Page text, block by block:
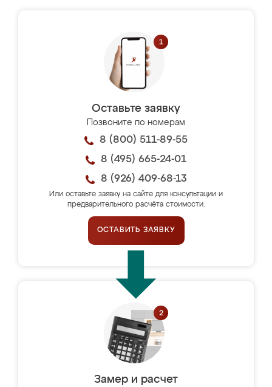
Оставьте заявку
Позвоните по номерам
8 (800) 511-89-55
8 (495) 665-24-01
8 (926) 409-68-13
Или оставьте заявку на сайте для консультации и
предварительного расчёта стоимости.
ОСТАВИТЬ ЗАЯВКУ
Замер и расчет